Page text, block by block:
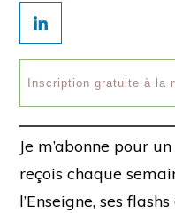
Je m’abonne pour
reçois chaque
l’Enseigne, ses